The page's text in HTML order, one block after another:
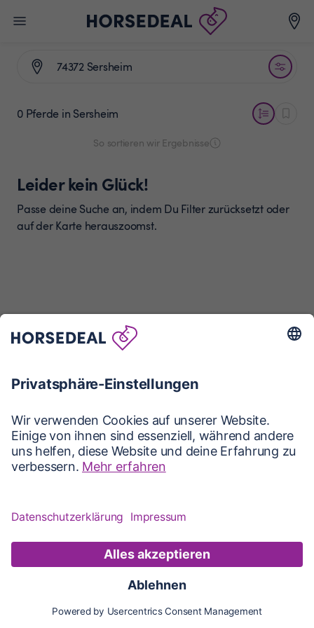
Karte Updates Konto
Karte
0 Pferde in Sersheim
So sortieren wir Ergebnisse
Leider kein Glück!
Passe deine Suche an, indem Du Filter zurücksetzt oder
auf der Karte herauszoomst.